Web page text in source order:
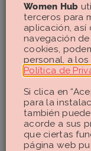
Women Hub
terceros para
aplicación, así
navegación
cookies,
personal, a
Política de
Si clica en
para la
también
acorde a sus
que ciertas
página web